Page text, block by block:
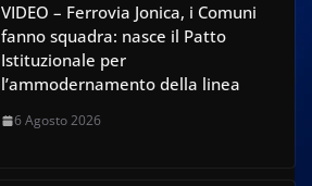
VIDEO – Ferrovia Jonica, i Comuni
fanno squadra: nasce il Patto
Istituzionale per
l’ammodernamento della linea
6 Agosto 2026